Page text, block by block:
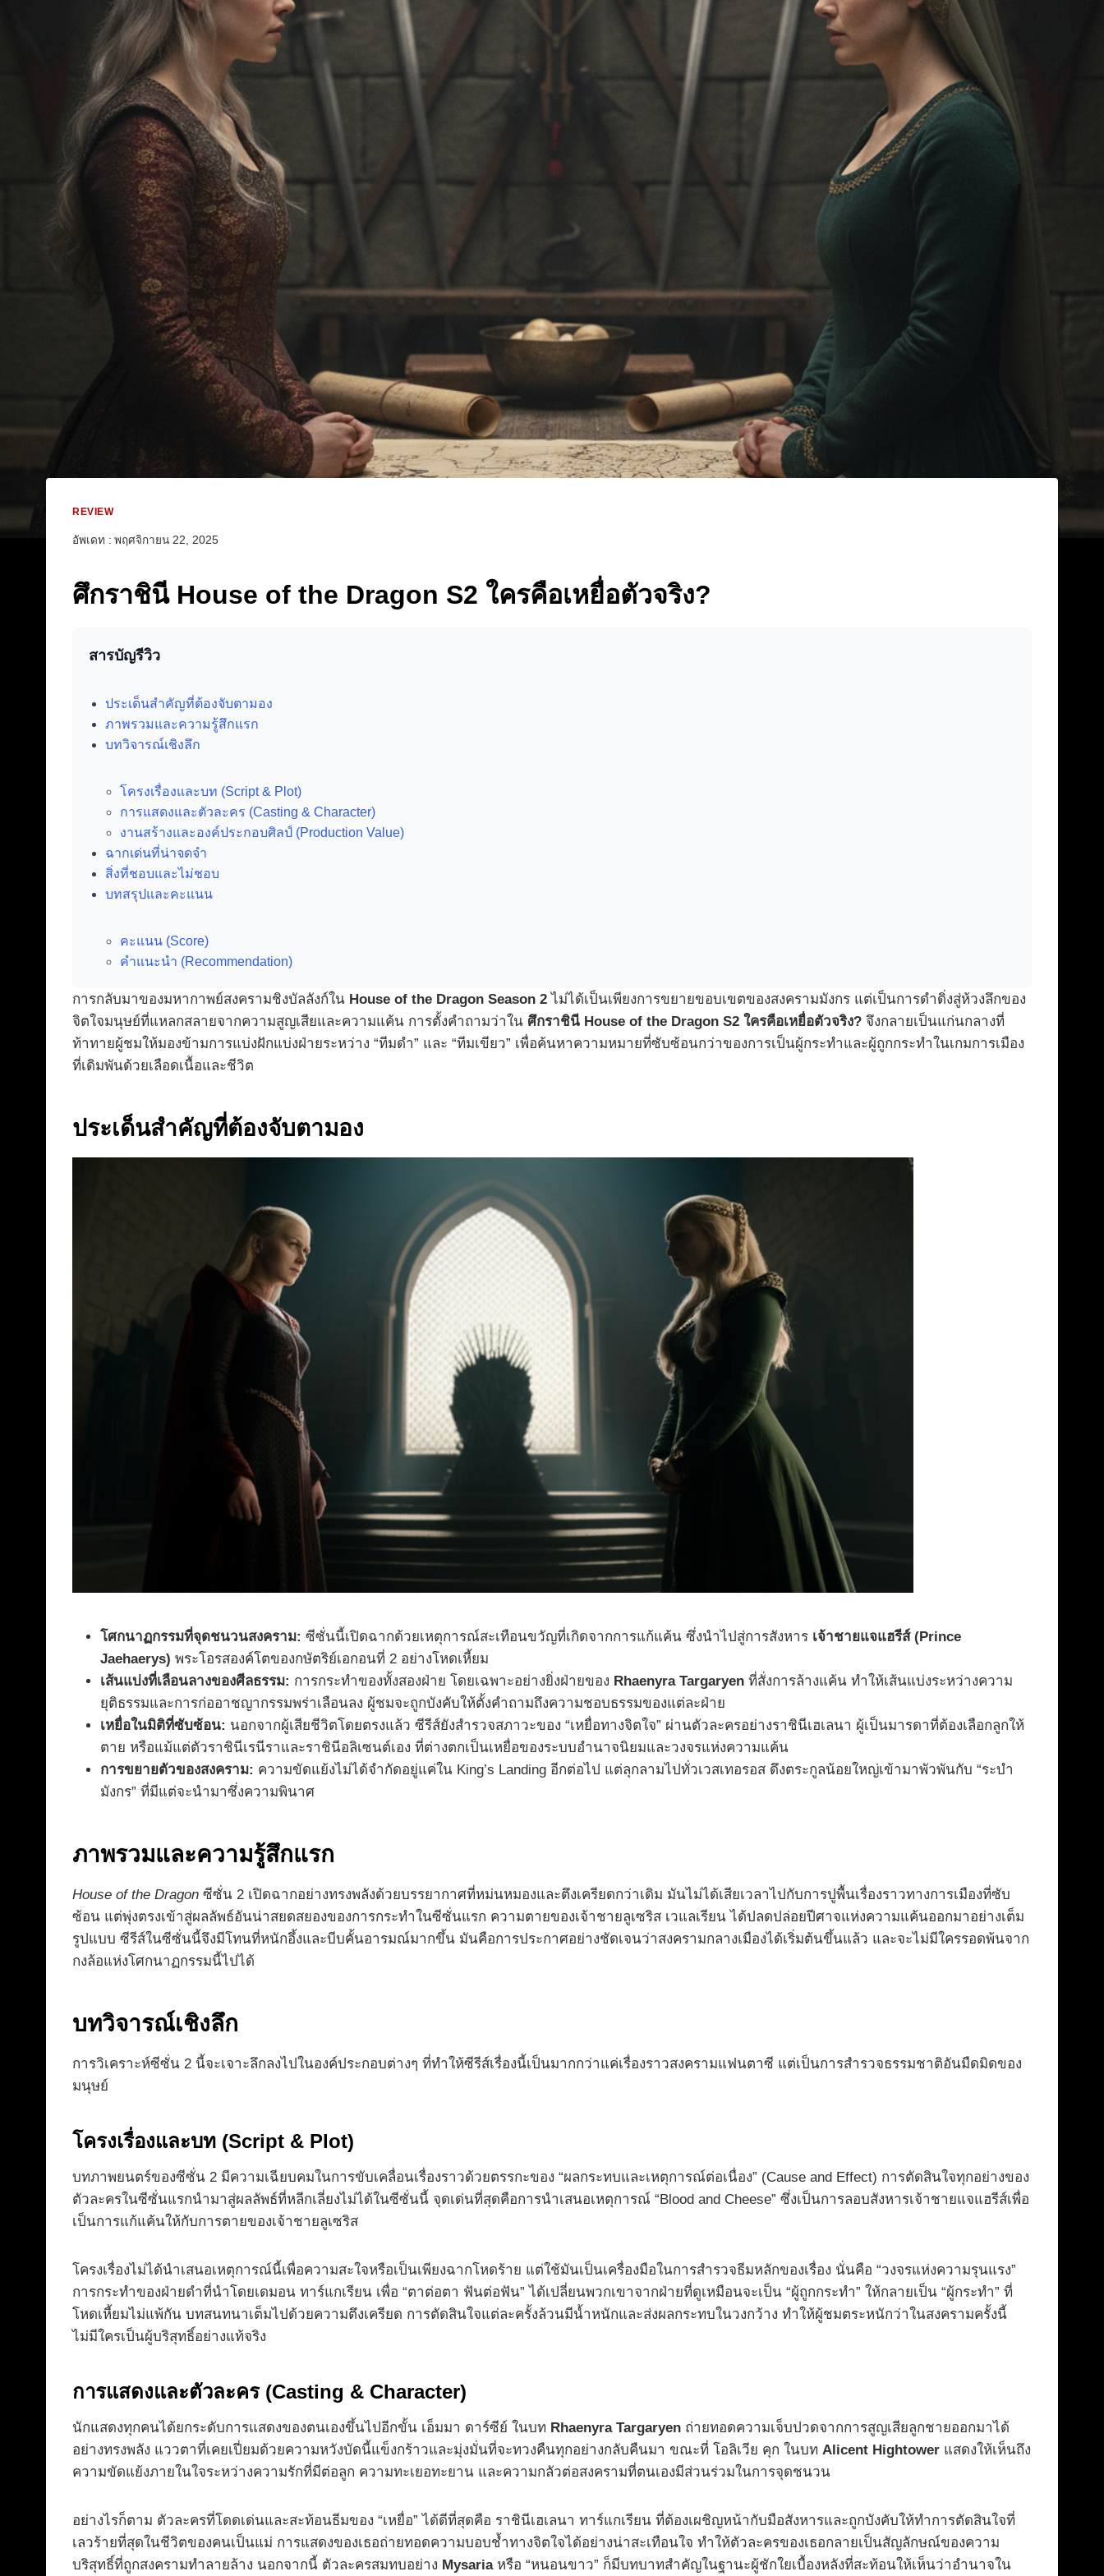
REVIEW
อัพเดท : พฤศจิกายน 22, 2025
ศึกราชินี House of the Dragon S2 ใครคือเหยื่อตัวจริง?
สารบัญรีวิว
ประเด็นสำคัญที่ต้องจับตามอง
ภาพรวมและความรู้สึกแรก
บทวิจารณ์เชิงลึก
โครงเรื่องและบท (Script & Plot)
การแสดงและตัวละคร (Casting & Character)
งานสร้างและองค์ประกอบศิลป์ (Production Value)
ฉากเด่นที่น่าจดจำ
สิ่งที่ชอบและไม่ชอบ
บทสรุปและคะแนน
คะแนน (Score)
คำแนะนำ (Recommendation)
การกลับมาของมหากาพย์สงครามชิงบัลลังก์ใน House of the Dragon Season 2 ไม่ได้เป็นเพียงการขยายขอบเขตของสงครามมังกร แต่เป็นการดำดิ่งสู่ห้วงลึกของ
จิตใจมนุษย์ที่แหลกสลายจากความสูญเสียและความแค้น การตั้งคำถามว่าใน ศึกราชินี House of the Dragon S2 ใครคือเหยื่อตัวจริง? จึงกลายเป็นแก่นกลางที่
ท้าทายผู้ชมให้มองข้ามการแบ่งฝักแบ่งฝ่ายระหว่าง “ทีมดำ” และ “ทีมเขียว” เพื่อค้นหาความหมายที่ซับซ้อนกว่าของการเป็นผู้กระทำและผู้ถูกกระทำในเกมการเมือง
ที่เดิมพันด้วยเลือดเนื้อและชีวิต
ประเด็นสำคัญที่ต้องจับตามอง
โศกนาฏกรรมที่จุดชนวนสงคราม: ซีซั่นนี้เปิดฉากด้วยเหตุการณ์สะเทือนขวัญที่เกิดจากการแก้แค้น ซึ่งนำไปสู่การสังหาร เจ้าชายแจแฮรีส์ (Prince
Jaehaerys) พระโอรสองค์โตของกษัตริย์เอกอนที่ 2 อย่างโหดเหี้ยม
เส้นแบ่งที่เลือนลางของศีลธรรม: การกระทำของทั้งสองฝ่าย โดยเฉพาะอย่างยิ่งฝ่ายของ Rhaenyra Targaryen ที่สั่งการล้างแค้น ทำให้เส้นแบ่งระหว่างความ
ยุติธรรมและการก่ออาชญากรรมพร่าเลือนลง ผู้ชมจะถูกบังคับให้ตั้งคำถามถึงความชอบธรรมของแต่ละฝ่าย
เหยื่อในมิติที่ซับซ้อน: นอกจากผู้เสียชีวิตโดยตรงแล้ว ซีรีส์ยังสำรวจสภาวะของ “เหยื่อทางจิตใจ” ผ่านตัวละครอย่างราชินีเฮเลนา ผู้เป็นมารดาที่ต้องเลือกลูกให้
ตาย หรือแม้แต่ตัวราชินีเรนีราและราชินีอลิเซนต์เอง ที่ต่างตกเป็นเหยื่อของระบบอำนาจนิยมและวงจรแห่งความแค้น
การขยายตัวของสงคราม: ความขัดแย้งไม่ได้จำกัดอยู่แค่ใน King’s Landing อีกต่อไป แต่ลุกลามไปทั่วเวสเทอรอส ดึงตระกูลน้อยใหญ่เข้ามาพัวพันกับ “ระบำ
มังกร” ที่มีแต่จะนำมาซึ่งความพินาศ
ภาพรวมและความรู้สึกแรก
House of the Dragon ซีซั่น 2 เปิดฉากอย่างทรงพลังด้วยบรรยากาศที่หม่นหมองและตึงเครียดกว่าเดิม มันไม่ได้เสียเวลาไปกับการปูพื้นเรื่องราวทางการเมืองที่ซับ
ซ้อน แต่พุ่งตรงเข้าสู่ผลลัพธ์อันน่าสยดสยองของการกระทำในซีซั่นแรก ความตายของเจ้าชายลูเซริส เวแลเรียน ได้ปลดปล่อยปีศาจแห่งความแค้นออกมาอย่างเต็ม
รูปแบบ ซีรีส์ในซีซั่นนี้จึงมีโทนที่หนักอึ้งและบีบคั้นอารมณ์มากขึ้น มันคือการประกาศอย่างชัดเจนว่าสงครามกลางเมืองได้เริ่มต้นขึ้นแล้ว และจะไม่มีใครรอดพ้นจาก
กงล้อแห่งโศกนาฏกรรมนี้ไปได้
บทวิจารณ์เชิงลึก
การวิเคราะห์ซีซั่น 2 นี้จะเจาะลึกลงไปในองค์ประกอบต่างๆ ที่ทำให้ซีรีส์เรื่องนี้เป็นมากกว่าแค่เรื่องราวสงครามแฟนตาซี แต่เป็นการสำรวจธรรมชาติอันมืดมิดของ
มนุษย์
โครงเรื่องและบท (Script & Plot)
บทภาพยนตร์ของซีซั่น 2 มีความเฉียบคมในการขับเคลื่อนเรื่องราวด้วยตรรกะของ “ผลกระทบและเหตุการณ์ต่อเนื่อง” (Cause and Effect) การตัดสินใจทุกอย่างของ
ตัวละครในซีซั่นแรกนำมาสู่ผลลัพธ์ที่หลีกเลี่ยงไม่ได้ในซีซั่นนี้ จุดเด่นที่สุดคือการนำเสนอเหตุการณ์ “Blood and Cheese” ซึ่งเป็นการลอบสังหารเจ้าชายแจแฮรีส์เพื่อ
เป็นการแก้แค้นให้กับการตายของเจ้าชายลูเซริส
โครงเรื่องไม่ได้นำเสนอเหตุการณ์นี้เพื่อความสะใจหรือเป็นเพียงฉากโหดร้าย แต่ใช้มันเป็นเครื่องมือในการสำรวจธีมหลักของเรื่อง นั่นคือ “วงจรแห่งความรุนแรง”
การกระทำของฝ่ายดำที่นำโดยเดมอน ทาร์แกเรียน เพื่อ “ตาต่อตา ฟันต่อฟัน” ได้เปลี่ยนพวกเขาจากฝ่ายที่ดูเหมือนจะเป็น “ผู้ถูกกระทำ” ให้กลายเป็น “ผู้กระทำ” ที่
โหดเหี้ยมไม่แพ้กัน บทสนทนาเต็มไปด้วยความตึงเครียด การตัดสินใจแต่ละครั้งล้วนมีน้ำหนักและส่งผลกระทบในวงกว้าง ทำให้ผู้ชมตระหนักว่าในสงครามครั้งนี้
ไม่มีใครเป็นผู้บริสุทธิ์อย่างแท้จริง
การแสดงและตัวละคร (Casting & Character)
นักแสดงทุกคนได้ยกระดับการแสดงของตนเองขึ้นไปอีกขั้น เอ็มมา ดาร์ซีย์ ในบท Rhaenyra Targaryen ถ่ายทอดความเจ็บปวดจากการสูญเสียลูกชายออกมาได้
อย่างทรงพลัง แววตาที่เคยเปี่ยมด้วยความหวังบัดนี้แข็งกร้าวและมุ่งมั่นที่จะทวงคืนทุกอย่างกลับคืนมา ขณะที่ โอลิเวีย คุก ในบท Alicent Hightower แสดงให้เห็นถึง
ความขัดแย้งภายในใจระหว่างความรักที่มีต่อลูก ความทะเยอทะยาน และความกลัวต่อสงครามที่ตนเองมีส่วนร่วมในการจุดชนวน
อย่างไรก็ตาม ตัวละครที่โดดเด่นและสะท้อนธีมของ “เหยื่อ” ได้ดีที่สุดคือ ราชินีเฮเลนา ทาร์แกเรียน ที่ต้องเผชิญหน้ากับมือสังหารและถูกบังคับให้ทำการตัดสินใจที่
เลวร้ายที่สุดในชีวิตของคนเป็นแม่ การแสดงของเธอถ่ายทอดความบอบช้ำทางจิตใจได้อย่างน่าสะเทือนใจ ทำให้ตัวละครของเธอกลายเป็นสัญลักษณ์ของความ
บริสุทธิ์ที่ถูกสงครามทำลายล้าง นอกจากนี้ ตัวละครสมทบอย่าง Mysariaหรือ “หนอนขาว” ก็มีบทบาทสำคัญในฐานะผู้ชักใยเบื้องหลังที่สะท้อนให้เห็นว่าอำนาจใน